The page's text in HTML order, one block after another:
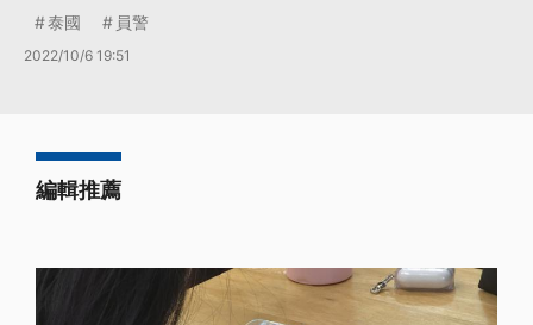
泰國 員警
2022/10/6 19:51
編輯推薦